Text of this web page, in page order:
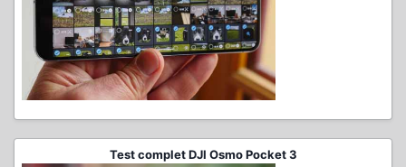
Test complet DJI Osmo Pocket 3